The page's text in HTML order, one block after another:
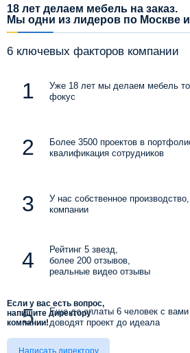
18 лет делаем мебель на заказ.
Мы одни из лидеров по Москве
6 ключевых факторов компании
Уже 18 лет мы делаем мебель
фокус
Более 3500 проектов в
квалификация сотрудников
У нас собственное
компании
Рейтинг 5 звезд,
более 200 отзывов,
реальные видео отзывы
Еще до оплаты 6 человек с вами
доводят проект до идеала
Если у вас есть вопрос,
напишите директору
компании!